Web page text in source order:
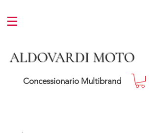
ALDOVARDI MOTO
Concessionario Multibrand